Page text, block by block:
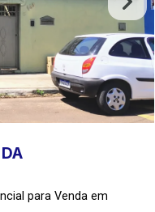
para Venda em